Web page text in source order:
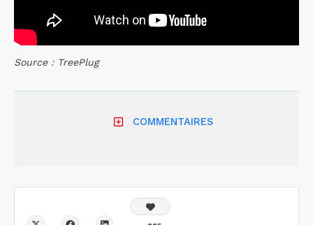
Source : TreePlug
COMMENTAIRES